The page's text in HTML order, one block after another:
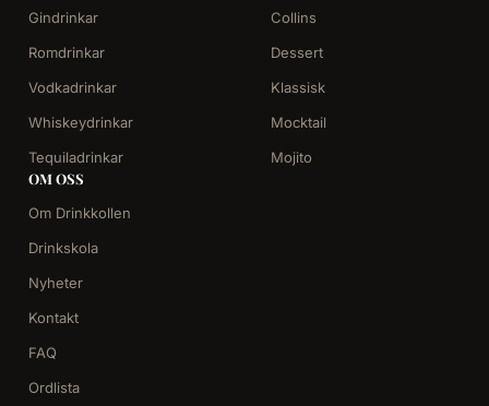
Gindrinkar
Romdrinkar
Vodkadrinkar
Whiskeydrinkar
Tequiladrinkar
Collins
Dessert
Klassisk
Mocktail
Mojito
OM OSS
Om Drinkkollen
Drinkskola
Nyheter
Kontakt
FAQ
Ordlista